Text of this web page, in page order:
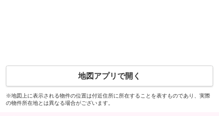
地図アプリで開く
※地図上に表示される物件の位置は付近住所に所在することを表すものであり、実際
の物件所在地とは異なる場合がございます。